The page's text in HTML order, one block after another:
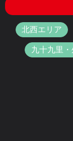
北西エリア
九十九里